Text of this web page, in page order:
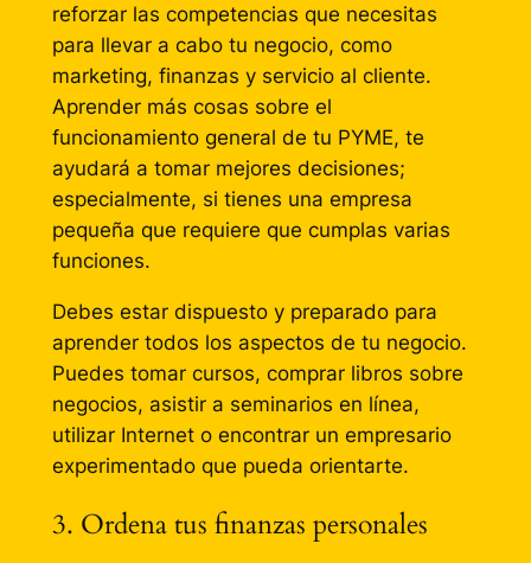
reforzar las competencias que necesitas
para llevar a cabo tu negocio, como
marketing, finanzas y servicio al cliente.
Aprender más cosas sobre el
funcionamiento general de tu PYME, te
ayudará a tomar mejores decisiones;
especialmente, si tienes una empresa
pequeña que requiere que cumplas varias
funciones.
Debes estar dispuesto y preparado para
aprender todos los aspectos de tu negocio.
Puedes tomar cursos, comprar libros sobre
negocios, asistir a seminarios en línea,
utilizar Internet o encontrar un empresario
experimentado que pueda orientarte.
3. Ordena tus finanzas personales